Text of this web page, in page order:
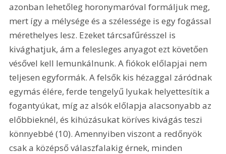
azonban lehetőleg horonymaróval formáljuk meg,
mert így a mélysége és a szélessége is egy fogással
mérethelyes lesz. Ezeket tárcsafűrésszel is
kivághatjuk, ám a felesleges anyagot ezt követően
vésővel kell lemunkálnunk. A fiókok előlapjai nem
teljesen egyformák. A felsők kis hézaggal záródnak
egymás élére, ferde tengelyű lyukak helyettesítik a
fogantyúkat, míg az alsók előlapja alacsonyabb az
előbbieknél, és kihúzásukat köríves kivágás teszi
könnyebbé (10). Amennyiben viszont a redőnyök
csak a középső válaszfalakig érnek, minden